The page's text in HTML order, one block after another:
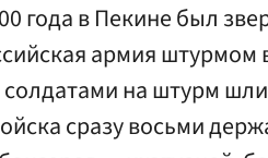
года в Пекине был
армия штурмом
солдатами на штурм
сразу восьми